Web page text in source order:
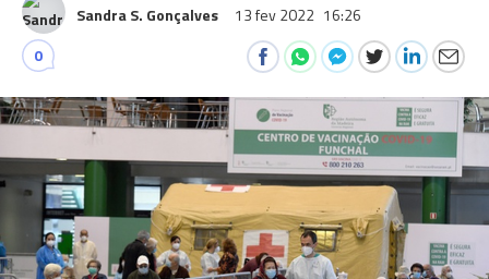
Sandra S. Gonçalves 13 fev 2022 16:26
0